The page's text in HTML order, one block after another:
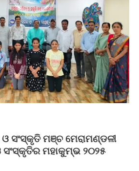
ଓ ସଂସ୍କୃତି ମଞ୍ଚ ମେରାମଣ୍ଡଳୀ
ମହାକୁମ୍ଭ ୨୦୨୫